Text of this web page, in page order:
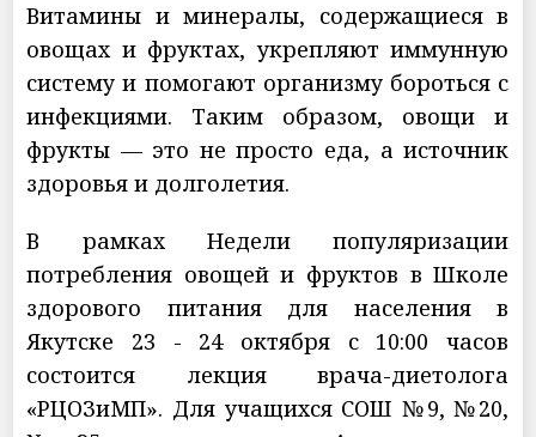
Витамины и минералы, содержащиеся в
овощах и фруктах, укрепляют иммунную
систему и помогают организму бороться с
инфекциями. Таким образом, овощи и
фрукты — это не просто еда, а источник
здоровья и долголетия.
В рамках Недели популяризации
потребления овощей и фруктов в Школе
здорового питания для населения в
Якутске 23 - 24 октября с 10:00 часов
состоится лекция врача-диетолога
«РЦОЗиМП». Для учащихся СОШ №9, №20,